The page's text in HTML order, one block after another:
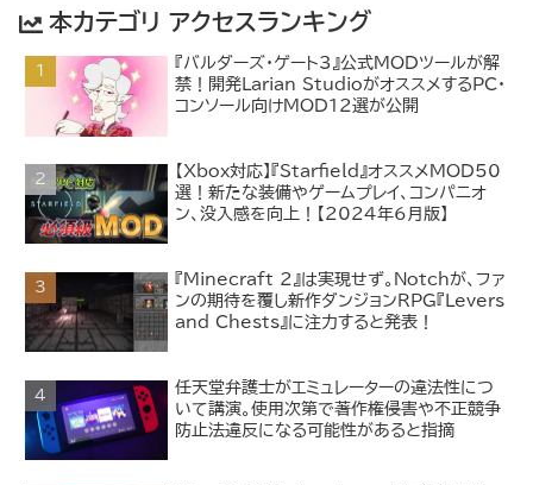
本カテゴリ アクセスランキング
『バルダーズ・ゲート3』公式MODツールが解
禁！開発Larian StudioがオススメするPC・
コンソール向けMOD12選が公開
【Xbox対応】『Starfield』オススメMOD50
選！新たな装備やゲームプレイ、コンパニオ
ン、没入感を向上！【2024年6月版】
『Minecraft 2』は実現せず。Notchが、ファ
ンの期待を覆し新作ダンジョンRPG『Levers
and Chests』に注力すると発表！
任天堂弁護士がエミュレーターの違法性につ
いて講演。使用次第で著作権侵害や不正競争
防止法違反になる可能性があると指摘